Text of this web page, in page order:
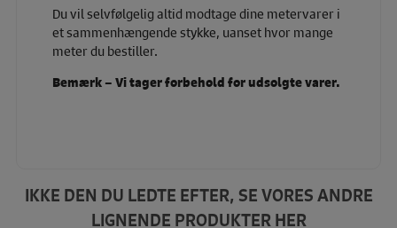
Du vil selvfølgelig altid modtage dine metervarer i
et sammenhængende stykke, uanset hvor mange
meter du bestiller.
Bemærk – Vi tager forbehold for udsolgte varer.
IKKE DEN DU LEDTE EFTER, SE VORES ANDRE
LIGNENDE PRODUKTER HER